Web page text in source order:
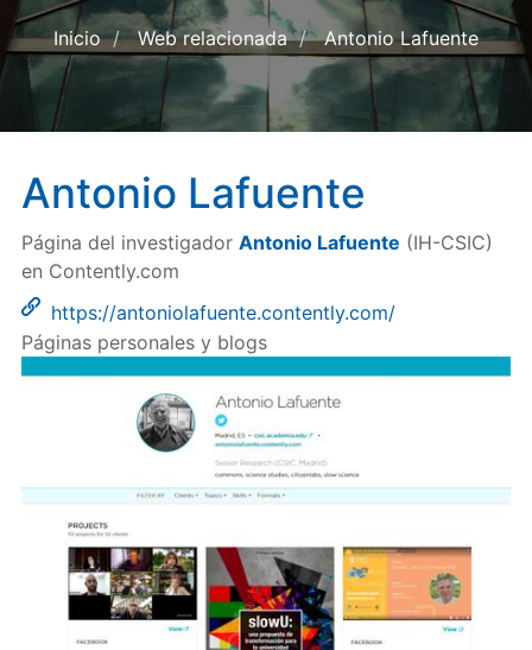
Inicio Web relacionada Antonio Lafuente
Antonio Lafuente
Página del investigador Antonio Lafuente (IH-CSIC)
en Contently.com
https://antoniolafuente.contently.com/
Páginas personales y blogs